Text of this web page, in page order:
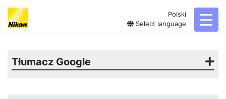
Polski
Select language
Tłumacz Google